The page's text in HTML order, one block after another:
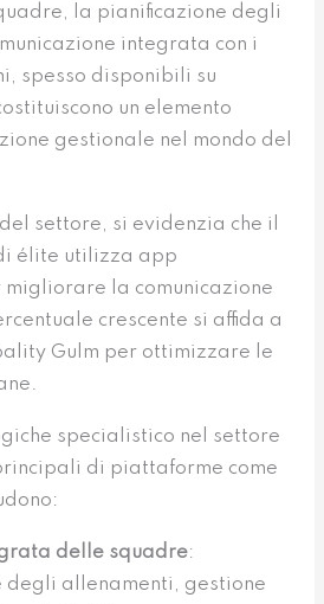
la pianificazione degli
integrata con i
spesso disponibili su
un elemento
gestionale nel mondo del
settore, si evidenzia che il
élite utilizza app
la comunicazione
crescente si affida a
Gulm per ottimizzare le
specialistico nel settore
di piattaforme come
delle squadre:
degli allenamenti, gestione